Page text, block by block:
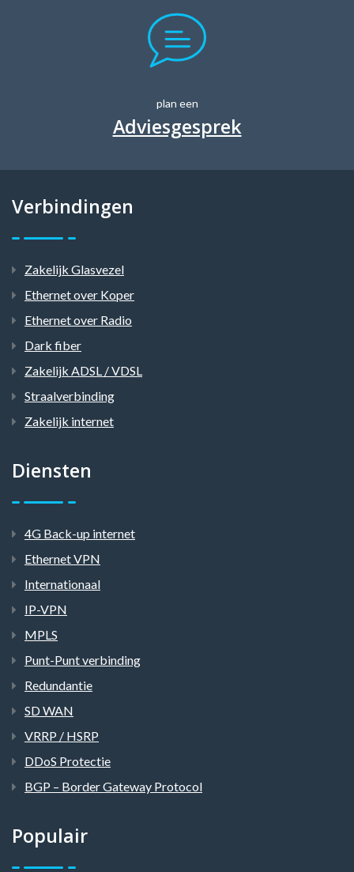
plan een
Adviesgesprek
Verbindingen
Zakelijk Glasvezel
Ethernet over Koper
Ethernet over Radio
Dark fiber
Zakelijk ADSL / VDSL
Straalverbinding
Zakelijk internet
Diensten
4G Back-up internet
Ethernet VPN
Internationaal
IP-VPN
MPLS
Punt-Punt verbinding
Redundantie
SD WAN
VRRP / HSRP
DDoS Protectie
BGP – Border Gateway Protocol
Populair